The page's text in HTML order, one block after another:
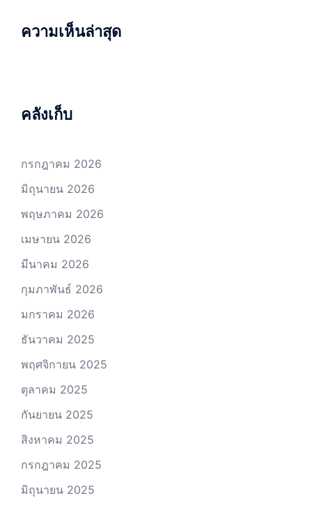
ความเห็นล่าสุด
คลังเก็บ
กรกฎาคม 2026
มิถุนายน 2026
พฤษภาคม 2026
เมษายน 2026
มีนาคม 2026
กุมภาพันธ์ 2026
มกราคม 2026
ธันวาคม 2025
พฤศจิกายน 2025
ตุลาคม 2025
กันยายน 2025
สิงหาคม 2025
กรกฎาคม 2025
มิถุนายน 2025